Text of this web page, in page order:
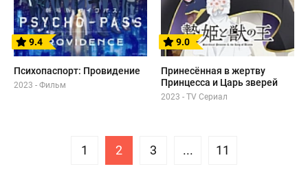
9.4
Психопаспорт: Провидение
2023 - Фильм
9.0
Принесённая в жертву
Принцесса и Царь зверей
2023 - TV Сериал
1 2 3 ... 11